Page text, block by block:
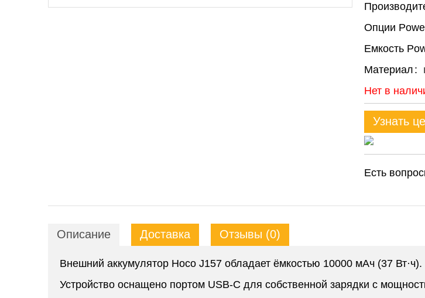
Опции
Емкость
Материал
Нет в
Узнать
Есть
Описание Доставка Отзывы (0)
Внешний аккумулятор Hoco J157 обладает ёмкостью 10000 мАч (37 Вт·ч).
Устройство оснащено портом USB-C для собственной зарядки с